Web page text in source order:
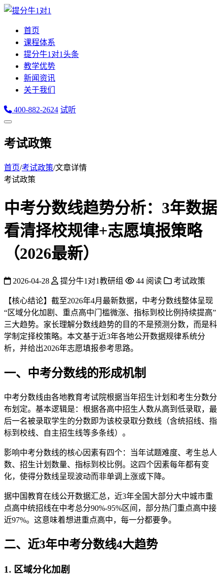
首页
课程体系
提分牛1对1头条
教学优势
新闻资讯
关于我们
400-882-2624 试听
考试政策
首页/考试政策/文章详情
考试政策
中考分数线趋势分析：3年数据
看清择校规律+志愿填报策略
（2026最新）
2026-04-28 提分牛1对1教研组 44 阅读 考试政策
【核心结论】截至2026年4月最新数据，中考分数线整体呈现
“区域分化加剧、重点高中门槛微涨、指标到校比例持续提高”
三大趋势。家长理解分数线趋势的目的不是预测分数，而是科
学制定择校策略。本文基于近3年各地公开数据规律系统分
析，并给出2026年志愿填报参考思路。
一、中考分数线的形成机制
中考分数线由各地教育考试院根据当年招生计划和考生分数分
布划定。基本逻辑是：根据各高中招生人数从高到低录取，最
后一名被录取学生的分数即为该校录取分数线（含统招线、指
标到校线、自主招生线等多条线）。
影响中考分数线的核心因素有四个：当年试题难度、考生总人
数、招生计划数量、指标到校比例。这四个因素每年都有变
化，使得分数线呈现波动而非单调上涨或下降。
据中国教育在线公开数据汇总，近3年全国大部分大中城市重
点高中统招线在中考总分90%-95%区间，部分热门重点高中接
近97%。这意味着想进重点高中，每一分都要争。
二、近3年中考分数线4大趋势
1. 区域分化加剧